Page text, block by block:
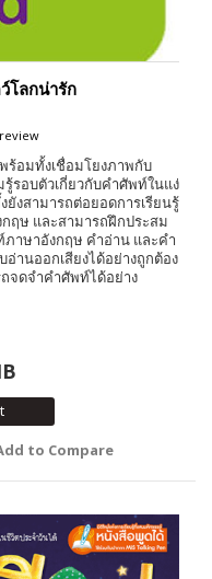
โลกน่ารัก
ร้อมทั้งเชื่อมโยงภาพกับ
รอบตัวเกี่ยวกับคำศัพท์ในแง่
ยังสามารถต่อยอดการเรียนรู้
ฤษ และสามารถฝึกประสม
าษาอังกฤษ คำอ่าน และคำ
านออกเสียงได้อย่างถูกต้อง
จดจำคำศัพท์ได้อย่าง
to Compare